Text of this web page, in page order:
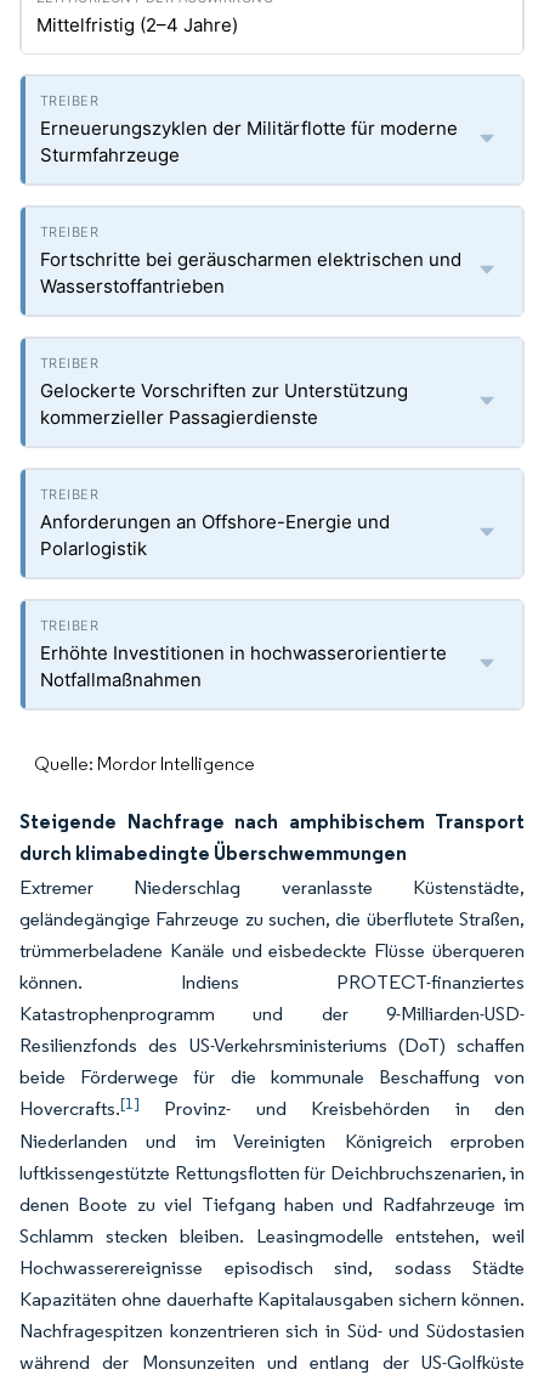
Mittelfristig (2–4 Jahre)
Erneuerungszyklen der Militärflotte für moderne
Sturmfahrzeuge
Fortschritte bei geräuscharmen elektrischen und
Wasserstoffantrieben
Gelockerte Vorschriften zur Unterstützung
kommerzieller Passagierdienste
Anforderungen an Offshore-Energie und
Polarlogistik
Erhöhte Investitionen in hochwasserorientierte
Notfallmaßnahmen
Quelle: Mordor Intelligence
Steigende Nachfrage nach amphibischem Transport
durch klimabedingte Überschwemmungen
Extremer Niederschlag veranlasste Küstenstädte,
geländegängige Fahrzeuge zu suchen, die überflutete Straßen,
trümmerbeladene Kanäle und eisbedeckte Flüsse überqueren
können. Indiens PROTECT-finanziertes
Katastrophenprogramm und der 9-Milliarden-USD-
Resilienzfonds des US-Verkehrsministeriums (DoT) schaffen
beide Förderwege für die kommunale Beschaffung von
Hovercrafts.[1]
Provinz- und Kreisbehörden in den
Niederlanden und im Vereinigten Königreich erproben
luftkissengestützte Rettungsflotten für Deichbruchszenarien, in
denen Boote zu viel Tiefgang haben und Radfahrzeuge im
Schlamm stecken bleiben. Leasingmodelle entstehen, weil
Hochwasserereignisse episodisch sind, sodass Städte
Kapazitäten ohne dauerhafte Kapitalausgaben sichern können.
Nachfragespitzen konzentrieren sich in Süd- und Südostasien
während der Monsunzeiten und entlang der US-Golfküste